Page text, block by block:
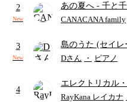
▼WEBSITE
https://trohishima.com/
▼Twitter
@trohishima (https://
▼Instagram
@trohishima (https://
2
New
あの夏へ - 千と
CANACANA family
3
New
島のうた (セイレ
セイレーン(CV.鈴
ード・ペダル付
かわ 人魚の島の
Dさん ・ ピアノ
4
エレクトリカル
ディズニー
RayKana レイカナ